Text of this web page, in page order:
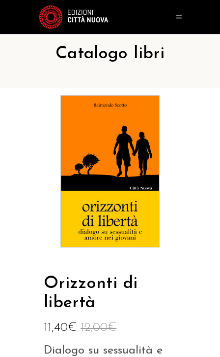
Catalogo libri
Orizzonti di
libertà
12,00€
11,40€
Dialogo su sessualità e